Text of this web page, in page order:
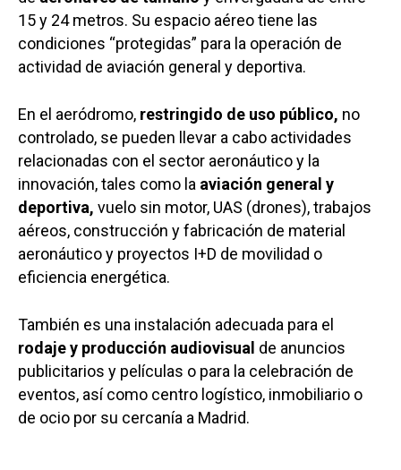
15 y 24 metros. Su espacio aéreo tiene las
condiciones “protegidas” para la operación de
actividad de aviación general y deportiva.
En el aeródromo, restringido de uso público, no
controlado, se pueden llevar a cabo actividades
relacionadas con el sector aeronáutico y la
innovación, tales como la aviación general y
deportiva, vuelo sin motor, UAS (drones), trabajos
aéreos, construcción y fabricación de material
aeronáutico y proyectos I+D de movilidad o
eficiencia energética.
También es una instalación adecuada para el
rodaje y producción audiovisual de anuncios
publicitarios y películas o para la celebración de
eventos, así como centro logístico, inmobiliario o
de ocio por su cercanía a Madrid.